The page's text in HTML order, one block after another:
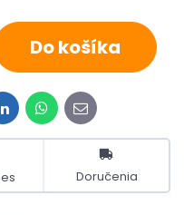
Do košíka
LinkedInWhatsApp
E-
mail
Doručenia